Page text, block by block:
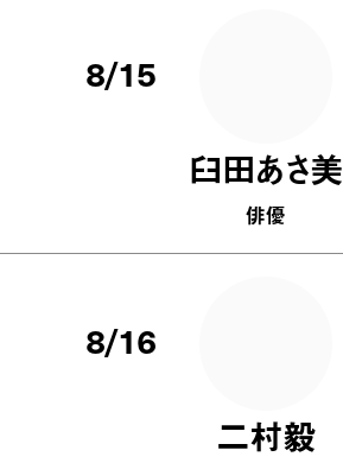
8/15
臼田あさ美
俳優
8/16
二村毅